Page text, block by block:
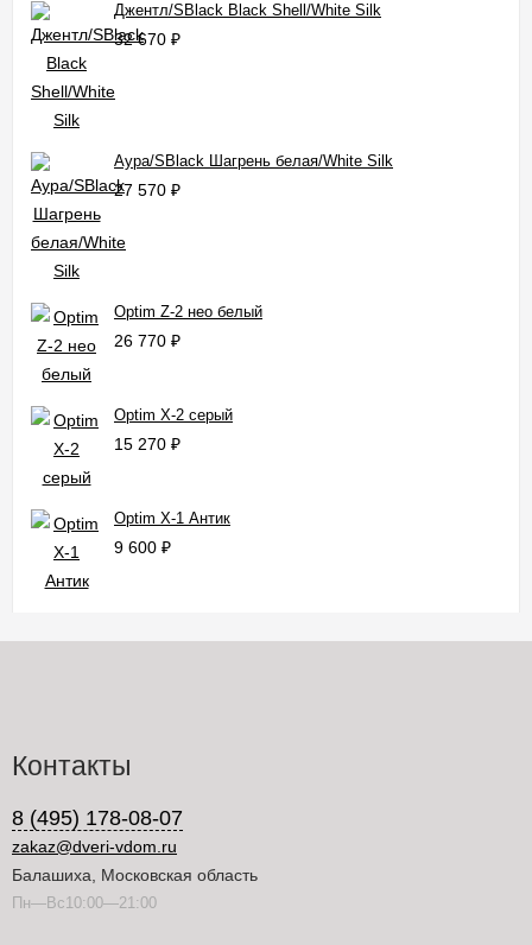
Джентл/SBlack Black Shell/White Silk
32 670 ₽
Аура/SBlack Шагрень белая/White Silk
27 570 ₽
Optim Z-2 нео белый
26 770 ₽
Optim X-2 серый
15 270 ₽
Optim X-1 Антик
9 600 ₽
Контакты
8 (495) 178-08-07
zakaz@dveri-vdom.ru
Балашиха, Московская область
Пн—Вс10:00—21:00